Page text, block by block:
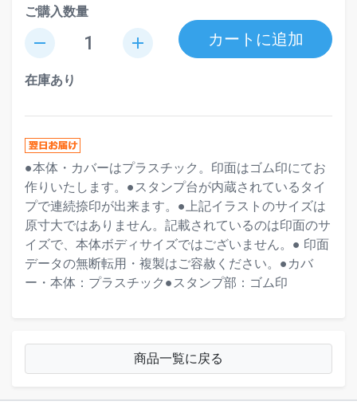
ご購入数量
remove add カートに追加
在庫あり
●本体・カバーはプラスチック。印面はゴム印にてお
作りいたします。●スタンプ台が内蔵されているタイ
プで連続捺印が出来ます。●上記イラストのサイズは
原寸大ではありません。記載されているのは印面のサ
イズで、本体ボディサイズではございません。● 印面
データの無断転用・複製はご容赦ください。●カバ
ー・本体：プラスチック●スタンプ部：ゴム印
商品一覧に戻る